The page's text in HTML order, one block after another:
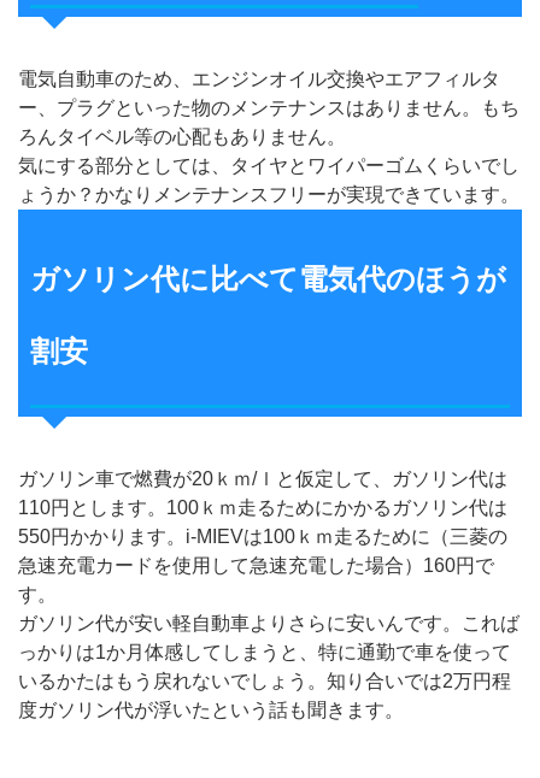
電気自動車のため、エンジンオイル交換やエアフィルタ
ー、プラグといった物のメンテナンスはありません。もち
ろんタイベル等の心配もありません。
気にする部分としては、タイヤとワイパーゴムくらいでし
ょうか？かなりメンテナンスフリーが実現できています。
ガソリン代に比べて電気代のほうが
割安
ガソリン車で燃費が20ｋｍ/ｌと仮定して、ガソリン代は
110円とします。100ｋｍ走るためにかかるガソリン代は
550円かかります。i-MIEVは100ｋｍ走るために（三菱の
急速充電カードを使用して急速充電した場合）160円で
す。
ガソリン代が安い軽自動車よりさらに安いんです。これば
っかりは1か月体感してしまうと、特に通勤で車を使って
いるかたはもう戻れないでしょう。知り合いでは2万円程
度ガソリン代が浮いたという話も聞きます。